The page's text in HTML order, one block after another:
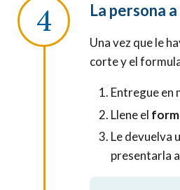
La persona
Una vez que le
corte y el
Entregue en
Llene el
Le devuelva
presentarla